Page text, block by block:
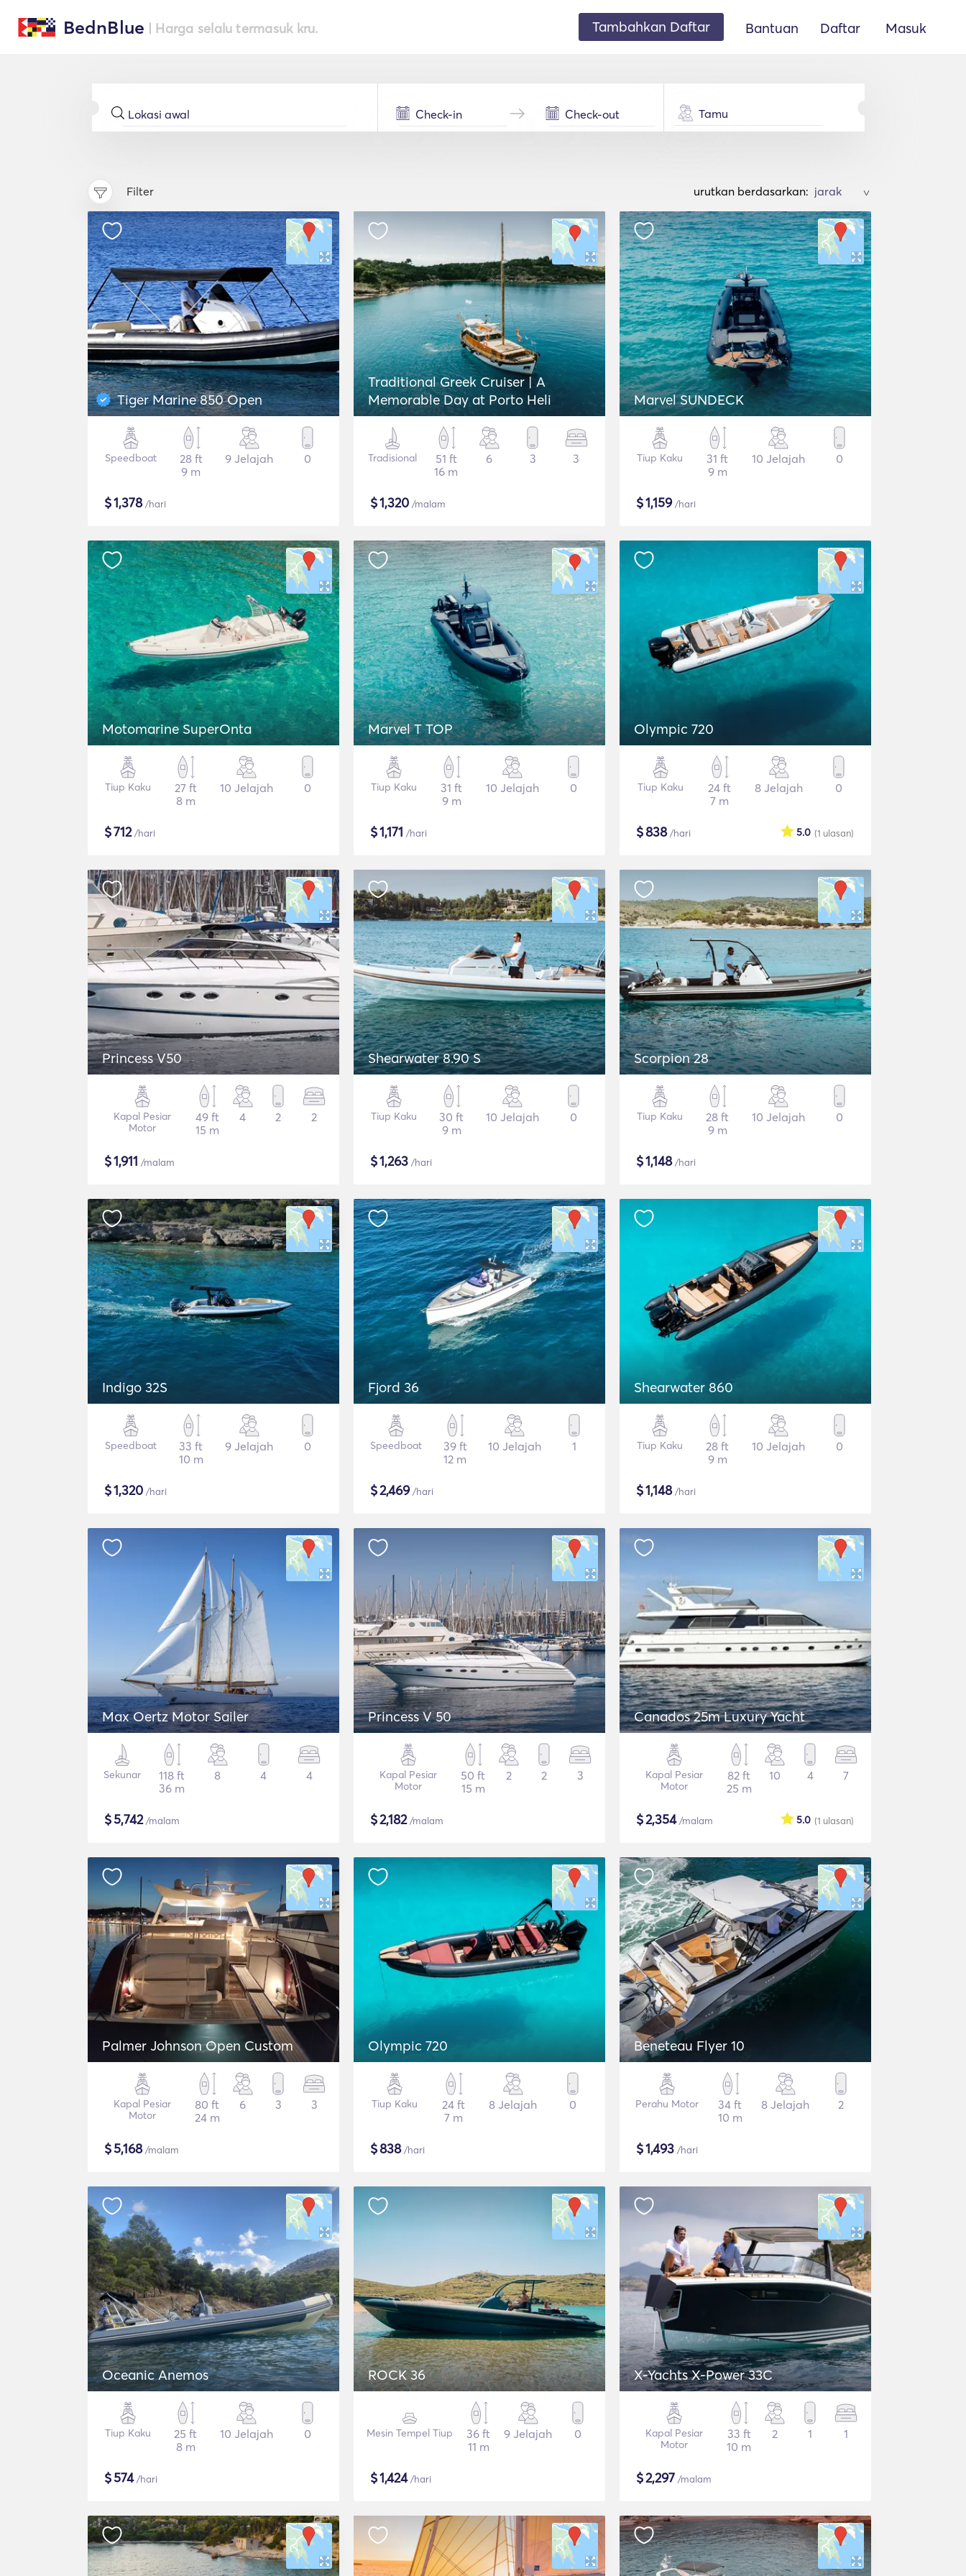
BednBlue | Harga selalu termasuk kru. Tambahkan Daftar Bantuan Daftar Masuk
Tamu
Filter urutkan berdasarkan: >
Tiger Marine 850 Open
Speedboat
28 ft
9 m
9 Jelajah 0
$1,378/hari
Traditional Greek Cruiser | A
Memorable Day at Porto Heli
Tradisional
51 ft
16 m
6 3 3
$1,320 /malam
Marvel SUNDECK
Tiup Kaku
31 ft
9 m
10 Jelajah 0
$1,159/hari
Motomarine SuperOnta
Tiup Kaku
27 ft
8 m
10 Jelajah 0
$712/hari
Marvel T TOP
Tiup Kaku
31 ft
9 m
10 Jelajah 0
$1,171 /hari
Olympic 720
Tiup Kaku
24 ft
7 m
8 Jelajah 0
$838/hari (1 ulasan)
5.0
Princess V50
Kapal Pesiar
Motor
49 ft
15 m
4 2 2
$1,911 /malam
Shearwater 8.90 S
Tiup Kaku
30 ft
9 m
10 Jelajah 0
$1,263 /hari
Scorpion 28
Tiup Kaku
28 ft
9 m
10 Jelajah 0
$1,148/hari
Indigo 32S
Speedboat
33 ft
10 m
9 Jelajah 0
$1,320 /hari
Fjord 36
Speedboat
39 ft
12 m
10 Jelajah 1
$2,469/hari
Shearwater 860
Tiup Kaku
28 ft
9 m
10 Jelajah 0
$1,148/hari
Max Oertz Motor Sailer
Sekunar
118 ft
36 m
8 4 4
$5,742/malam
Princess V 50
Kapal Pesiar
Motor
50 ft
15 m
2 2 3
$2,182/malam
Canados 25m Luxury Yacht
Kapal Pesiar
Motor
82 ft
25 m
10 4 7
$2,354/malam (1 ulasan)
5.0
Palmer Johnson Open Custom
Kapal Pesiar
Motor
80 ft
24 m
6 3 3
$5,168/malam
Olympic 720
Tiup Kaku
24 ft
7 m
8 Jelajah 0
$838/hari
Beneteau Flyer 10
Perahu Motor
34 ft
10 m
8 Jelajah 2
$1,493 /hari
Oceanic Anemos
Tiup Kaku
25 ft
8 m
10 Jelajah 0
$574/hari
ROCK 36
Mesin Tempel Tiup
36 ft
11 m
9 Jelajah 0
$1,424/hari
X-Yachts X-Power 33C
Kapal Pesiar
Motor
33 ft
10 m
2 1 1
$2,297 /malam